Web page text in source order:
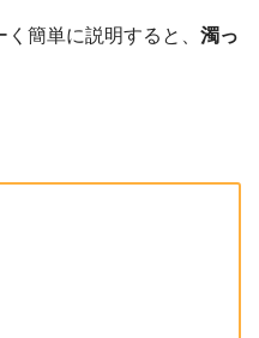
簡単に説明すると、 濁っ